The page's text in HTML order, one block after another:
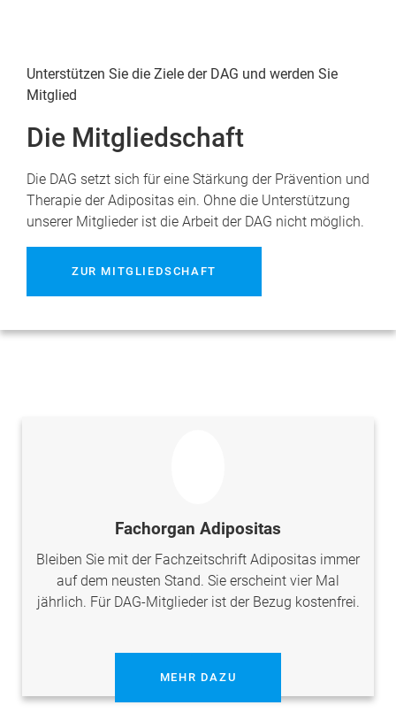
Unterstützen Sie die Ziele der DAG und werden Sie
Mitglied
Die Mitgliedschaft
Die DAG setzt sich für eine Stärkung der Prävention und
Therapie der Adipositas ein. Ohne die Unterstützung
unserer Mitglieder ist die Arbeit der DAG nicht möglich.
ZUR MITGLIEDSCHAFT
Fachorgan Adipositas
Bleiben Sie mit der Fachzeitschrift Adipositas immer
auf dem neusten Stand. Sie erscheint vier Mal
jährlich. Für DAG-Mitglieder ist der Bezug kostenfrei.
MEHR DAZU